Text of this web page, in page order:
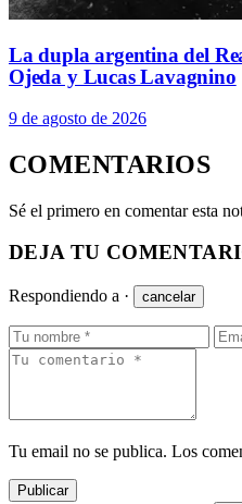
La dupla argentina del
Ojeda y Lucas Lavagnino
9 de agosto de 2026
COMENTARIOS
Sé el primero en comentar esta
DEJA TU
Respondiendo a · cancelar
Tu email no se publica. Los
Publicar